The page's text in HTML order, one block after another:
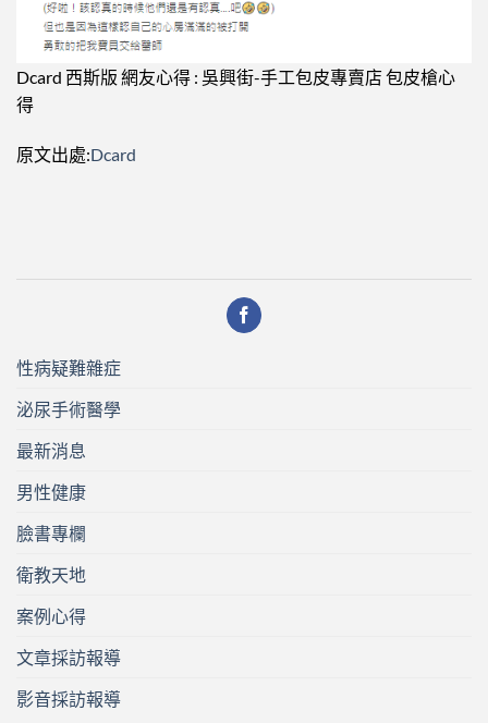
Dcard 西斯版 網友心得 : 吳興街-手工包皮專賣店 包皮槍心
得
原文出處:Dcard
性病疑難雜症
泌尿手術醫學
最新消息
男性健康
臉書專欄
衛教天地
案例心得
文章採訪報導
影音採訪報導